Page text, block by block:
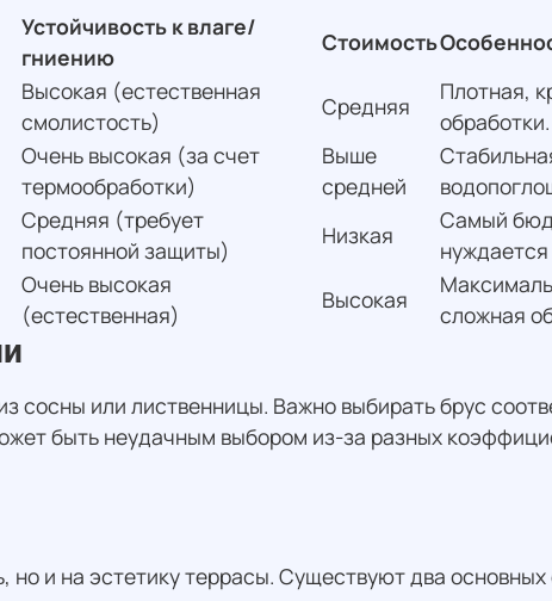
Устойчивость к влаге/
гниению
Стоимость
Высокая (естественная
смолистость)
Средняя
Плотная,
обработки.
Очень высокая (за счет
термообработки)
Выше
средней
Средняя (требует
постоянной защиты)
Низкая
Самый
Очень высокая
(естественная)
Высокая
сложная
сосны или лиственницы. Важно выбирать брус
быть неудачным выбором из-за разных
но и на эстетику террасы. Существуют два